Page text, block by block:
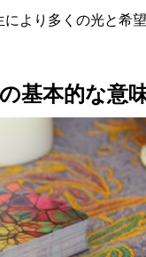
より多くの光と希
基本的な意